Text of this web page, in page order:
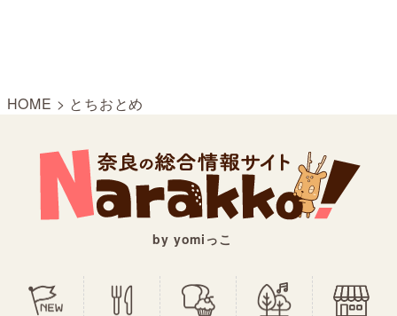
HOME > とちおとめ
by yomiっこ